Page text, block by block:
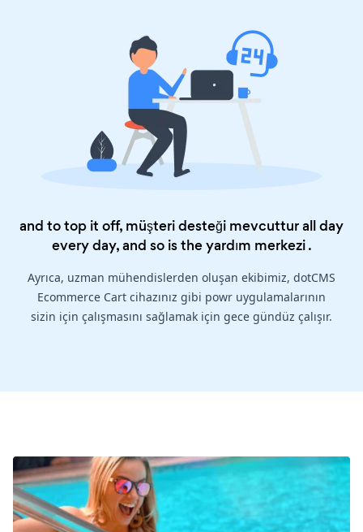
and to top it off, müşteri desteği mevcuttur all day
every day, and so is theyardım merkezi.
Ayrıca, uzman mühendislerden oluşan ekibimiz, dotCMS
Ecommerce Cart cihazınız gibi powr uygulamalarının
sizin için çalışmasını sağlamak için gece gündüz çalışır.